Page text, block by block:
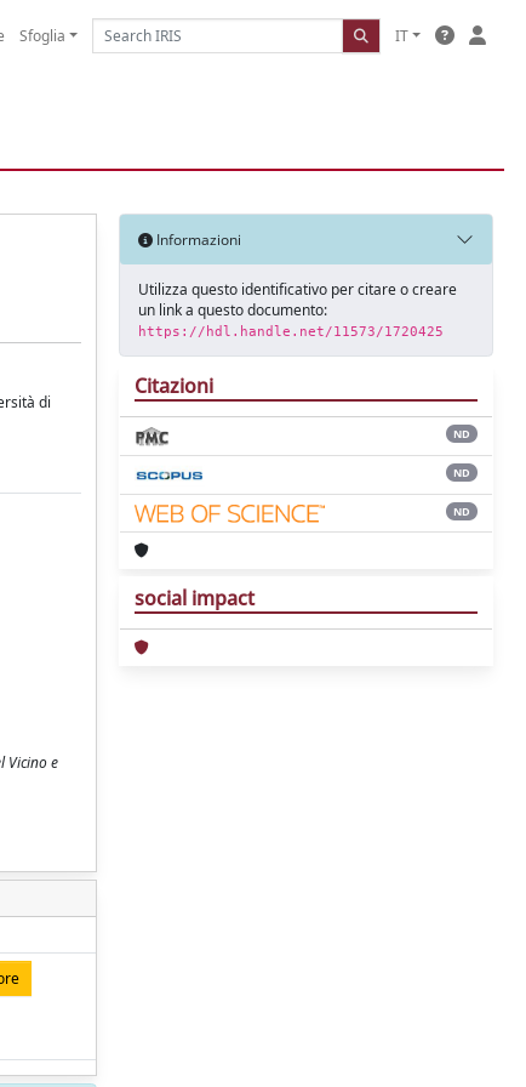
Sfoglia IT
di
Vicino e
Informazioni
Utilizza questo identificativo per citare o creare
un link a questo documento:
https://hdl.handle.net/11573/1720425
Citazioni
ND
ND
ND
social impact